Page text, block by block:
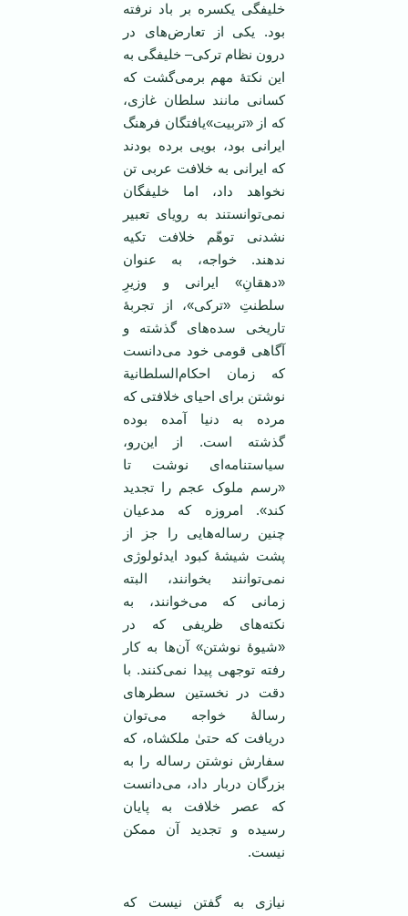
خلیفگی یکسره بر باد نرفته
بود. یکی از تعارض‌های در
درون نظام ترکی– خلیفگی به
این نکتۀ مهم برمی‌گشت که
کسانی مانند سلطان غازی،
که از «تربیت»یافتگان فرهنگ
ایرانی بود، بویی برده بودند
که ایرانی به خلافت عربی تن
نخواهد داد، اما خلیفگان
نمی‌توانستند به رویای تعبیر
نشدنی توهّم خلافت تکیه
ندهند. خواجه، به عنوان
«دهقانِ» ایرانی و وزیرِ
سلطنتِ «ترکی»، از تجربۀ
تاریخی سده‌های گذشته و
آگاهی قومی خود می‌دانست
که زمان احکام‌السلطانیة
نوشتن برای احیای خلافتی که
مرده به دنیا آمده بوده
گذشته است. از این‌رو،
سیاستنامه‌ای نوشت تا
«رسم ملوک عجم را تجدید
کند». امروزه که مدعیان
چنین رساله‌هایی را جز از
پشت شیشۀ کبود ایدئولوژی
نمی‌توانند بخوانند، البته
زمانی که می‌خوانند، به
نکته‌های ظریفی که در
«شیوۀ نوشتن» آن‌ها به کار
رفته توجهی پیدا نمی‌کنند. با
دقت در نخستین سطرهای
رسالۀ خواجه می‌توان
دریافت که حتیٰ ملکشاه، که
سفارش نوشتن رساله را به
بزرگان دربار داد، می‌دانست
که عصر خلافت به پایان
رسیده و تجدید آن ممکن
نیست.
نیازی به گفتن نیست که